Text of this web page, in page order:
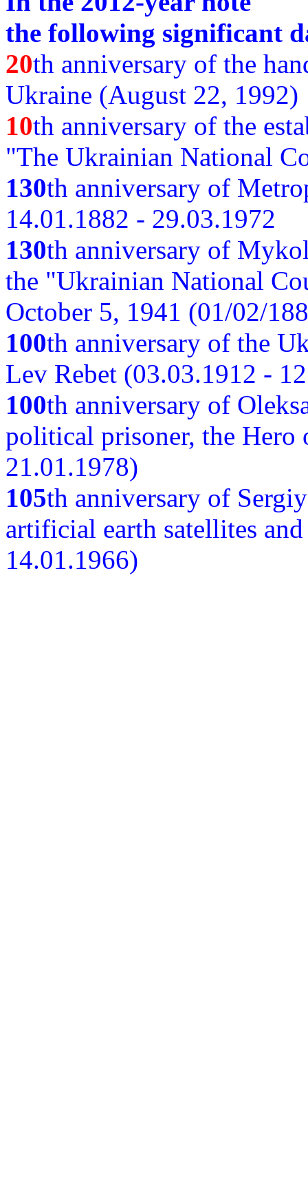
the following significant
20th anniversary of the
Ukraine (August 22, 1992)
10th anniversary of the
"The Ukrainian National
130th anniversary of
14.01.1882 - 29.03.1972
130th anniversary of
the "Ukrainian National
October 5, 1941 (01/02/
100th anniversary of the
Lev Rebet (03.03.1912 -
100th anniversary of
political prisoner, the
21.01.1978)
105th anniversary of
artificial earth satellites
14.01.1966)